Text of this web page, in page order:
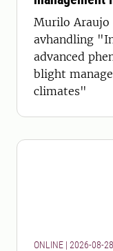
Murilo Araujo
avhandling
advanced
blight
climates"
ONLINE | 2026-08-